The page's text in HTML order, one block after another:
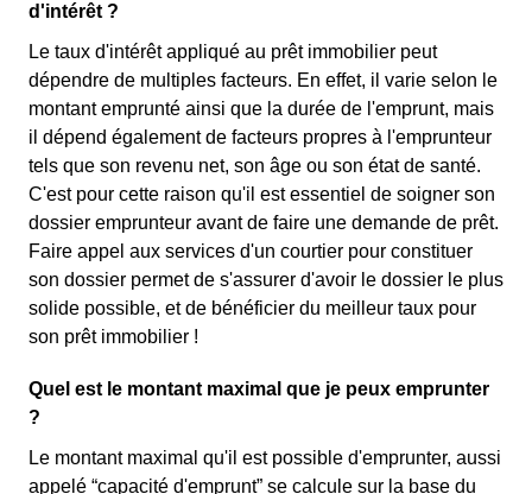
d'intérêt ?
Le taux d'intérêt appliqué au prêt immobilier peut
dépendre de multiples facteurs. En effet, il varie selon le
montant emprunté ainsi que la durée de l'emprunt, mais
il dépend également de facteurs propres à l'emprunteur
tels que son revenu net, son âge ou son état de santé.
C'est pour cette raison qu'il est essentiel de soigner son
dossier emprunteur avant de faire une demande de prêt.
Faire appel aux services d'un courtier pour constituer
son dossier permet de s'assurer d'avoir le dossier le plus
solide possible, et de bénéficier du meilleur taux pour
son prêt immobilier !
Quel est le montant maximal que je peux emprunter
?
Le montant maximal qu'il est possible d'emprunter, aussi
appelé “capacité d'emprunt” se calcule sur la base du